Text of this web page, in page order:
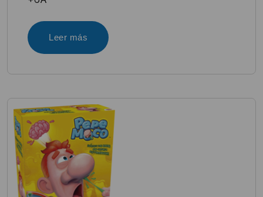
Leer más